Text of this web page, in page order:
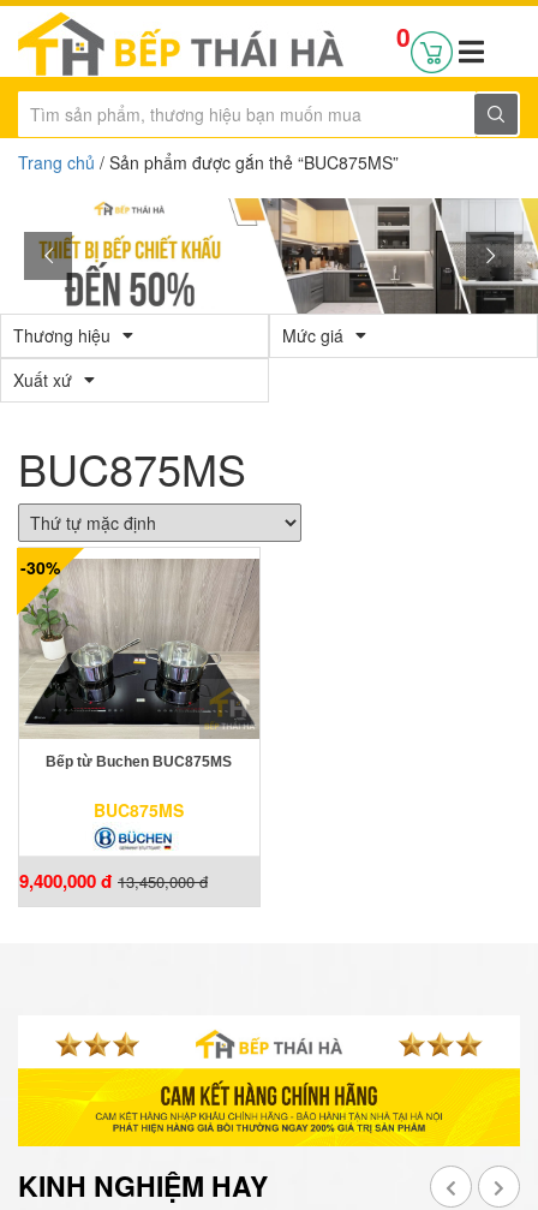
0
Trang chủ / Sản phẩm được gắn thẻ “BUC875MS”
Thương hiệu
Mức giá
Xuất xứ
BUC875MS
-30%
Bếp từ Buchen BUC875MS
BUC875MS
9,400,000 đ 13,450,000 đ
KINH NGHIỆM HAY